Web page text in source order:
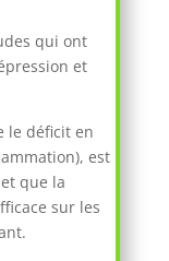
qui ont
et
le déficit en
est
que la
sur les